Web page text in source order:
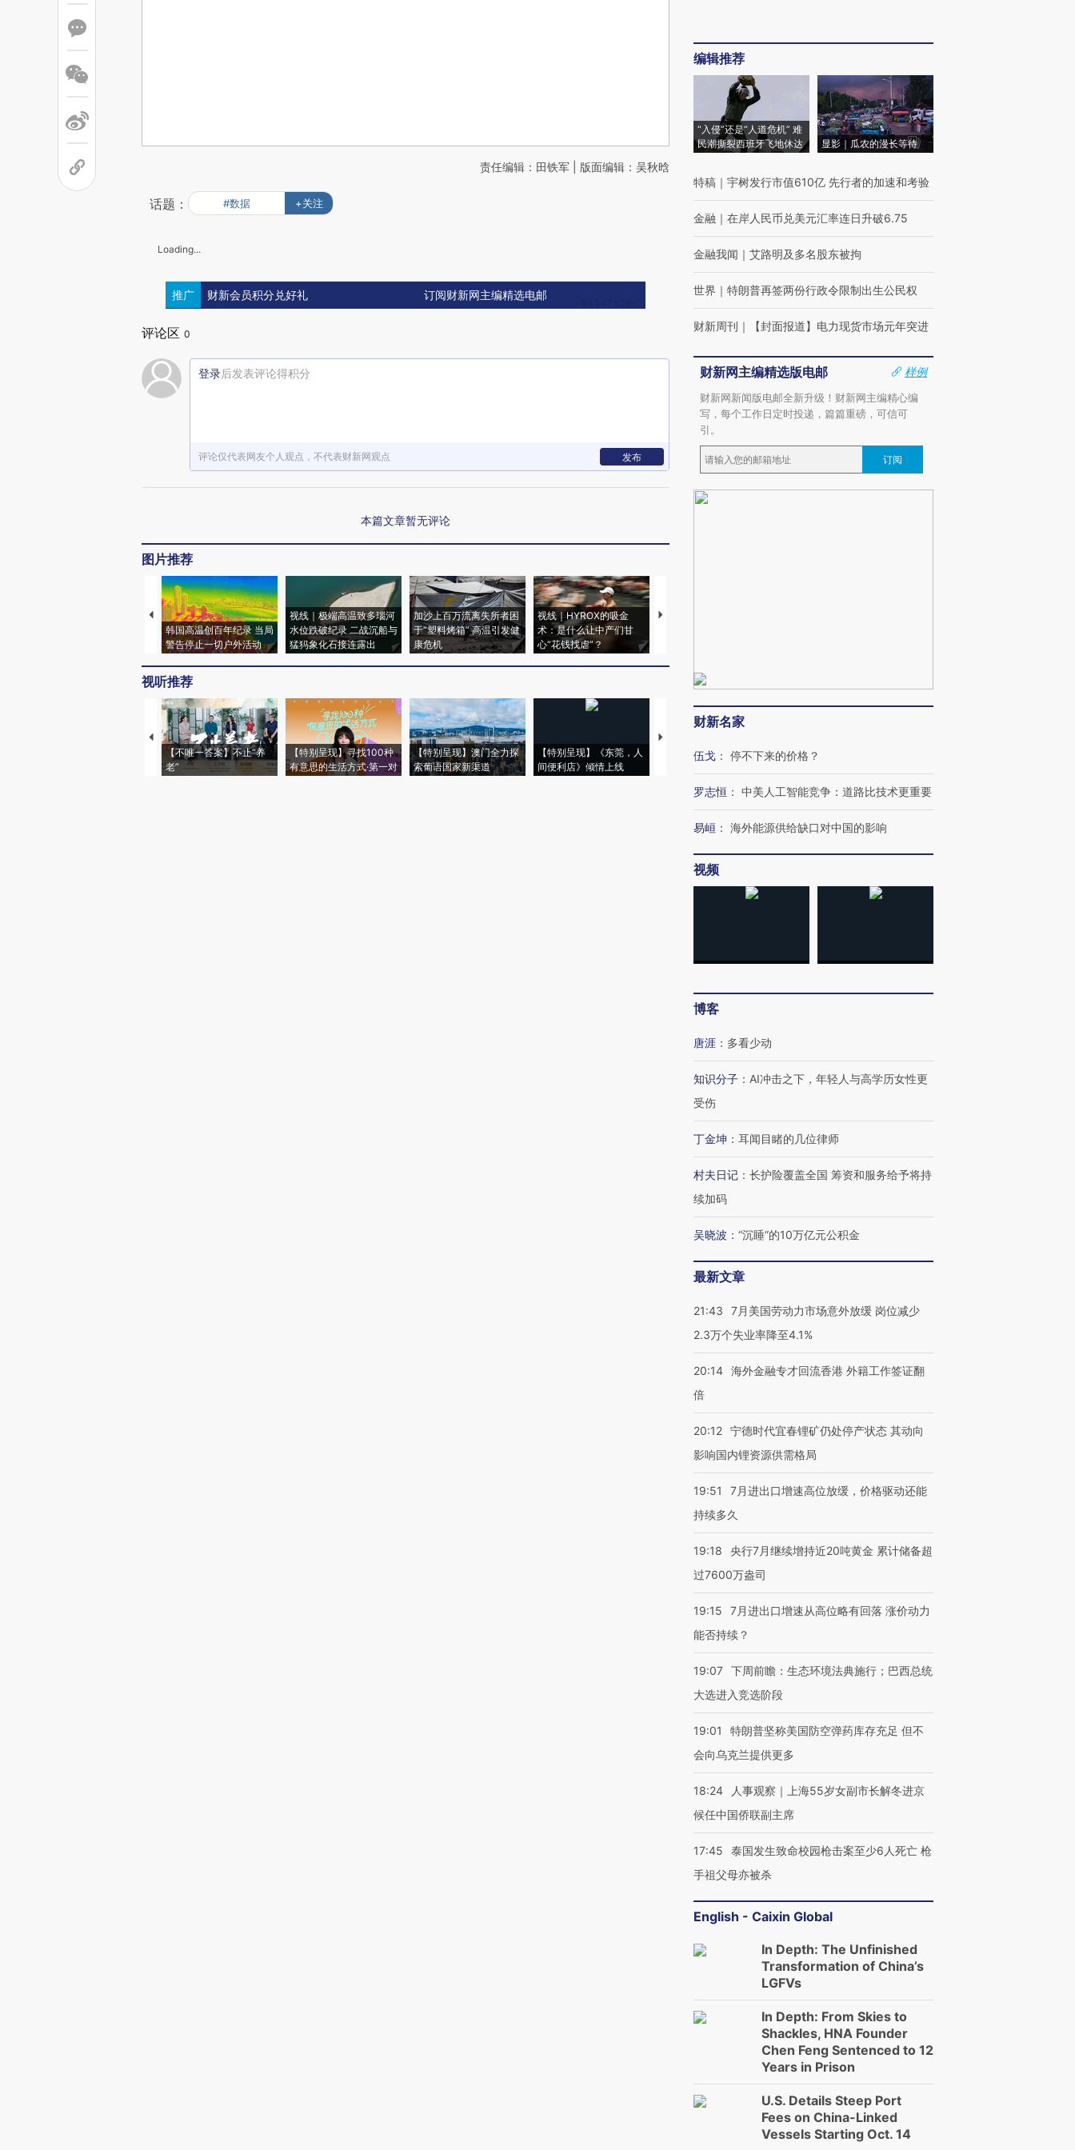
责任编辑：田铁军 | 版面编辑：吴秋晗
话题： #数据 +关注
Loading...
推广 财新会员积分兑好礼 订阅财新网主编精选电邮
评论区 0
登录后发表评论得积分
评论仅代表网友个人观点，不代表财新网观点 发布
本篇文章暂无评论
图片推荐
韩国高温创百年纪录 当局
警告停止一切户外活动
视线｜极端高温致多瑙河
水位跌破纪录 二战沉船与
猛犸象化石接连露出
加沙上百万流离失所者困
于“塑料烤箱” 高温引发健
康危机
视线｜HYROX的吸金
术：是什么让中产们甘
心“花钱找虐”？
马航飞行员跨国走私7万
视听推荐
【不唯一答案】不止“养
老”
【特别呈现】寻找100种
有意思的生活方式·第一对
【特别呈现】澳门全力探
索葡语国家新渠道
【特别呈现】《东莞，人
间便利店》倾情上线
【推广】走进第四届链博
会，让数智科技“链”接产
【特别呈现】寻找100种
编辑推荐
“入侵”还是“人道危机” 难
民潮撕裂西班牙飞地休达
显影｜瓜农的漫长等待
特稿 ｜ 宇树发行市值610亿 先行者的加速和考验
金融 ｜ 在岸人民币兑美元汇率连日升破6.75
金融我闻 ｜ 艾路明及多名股东被拘
世界 ｜ 特朗普再签两份行政令限制出生公民权
财新周刊 ｜ 【封面报道】电力现货市场元年突进
财新网主编精选版电邮
样例
财新网新闻版电邮全新升级！财新网主编精心编
写，每个工作日定时投递，篇篇重磅，可信可
引。
订阅
财新名家
伍戈 ： 停不下来的价格？
罗志恒 ： 中美人工智能竞争：道路比技术更重要
易峘 ： 海外能源供给缺口对中国的影响
视频
博客
唐涯 ： 多看少动
知识分子 ： AI冲击之下，年轻人与高学历女性更
受伤
丁金坤 ： 耳闻目睹的几位律师
村夫日记 ： 长护险覆盖全国 筹资和服务给予将持
续加码
吴晓波 ： “沉睡”的10万亿元公积金
最新文章
21:43
7月美国劳动力市场意外放缓 岗位减少
2.3万个失业率降至4.1%
20:14 海外金融专才回流香港 外籍工作签证翻
倍
20:12 宁德时代宜春锂矿仍处停产状态 其动向
影响国内锂资源供需格局
19:51
7月进出口增速高位放缓，价格驱动还能
持续多久
19:18
央行7月继续增持近20吨黄金 累计储备超
过7600万盎司
19:15
7月进出口增速从高位略有回落 涨价动力
能否持续？
19:07 下周前瞻：生态环境法典施行；巴西总统
大选进入竞选阶段
19:01
特朗普坚称美国防空弹药库存充足 但不
会向乌克兰提供更多
18:24
人事观察｜上海55岁女副市长解冬进京
候任中国侨联副主席
17:45
泰国发生致命校园枪击案至少6人死亡 枪
手祖父母亦被杀
English - Caixin Global
In Depth: The Unfinished
Transformation of China’s
LGFVs
In Depth: From Skies to
Shackles, HNA Founder
Chen Feng Sentenced to 12
Years in Prison
U.S. Details Steep Port
Fees on China-Linked
Vessels Starting Oct. 14